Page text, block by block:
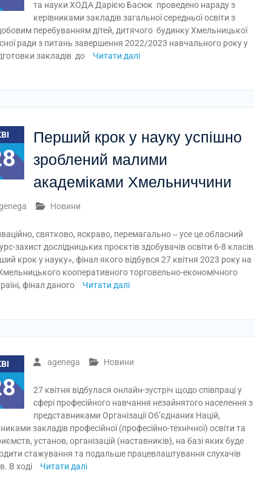
та науки ХОДА Дарією Басюк проведено нараду з
керівниками закладів загальної середньої освіти з
перебуванням дітей, дитячого будинку Хмельницької
ради з питань завершення 2022/2023 навчального року у
закладів до
Читати далі
Перший крок у науку успішно
зроблений малими
академіками Хмельниччини
Новини
святково, яскраво, перемагально ‒ усе це обласний
захист дослідницьких проєктів здобувачів освіти 6-8 класів
крок у науку», фінал якого відбувся 27 квітня 2023 року на
кооперативного торговельно-економічного
фінал даного
Читати далі
agenega Новини
27 квітня відбулася онлайн-зустріч щодо співпраці у
сфері професійного навчання незайнятого населення з
представниками Організації Об’єднаних Націй,
закладів професійної (професійно-технічної) освіти та
установ, організацій (наставників), на базі яких буде
стажування та подальше працевлаштування слухачів
В ході
Читати далі